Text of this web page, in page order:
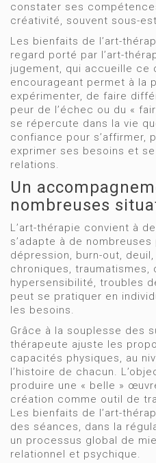
constater ses
créativité, souvent sous-
Les bienfaits de l’art-
regard porté par l’art-
jugement, qui accueille ce
encourageant permet à la
expérimenter, de faire
peur de l’échec ou du «
se répercute dans la vie
confiance pour s’affirmer,
exprimer ses besoins et
relations.
Un
nombreuses
L’art-thérapie convient à
s’adapte à de
dépression, burn-out,
chroniques,
hypersensibilité, troubles
peut se pratiquer en
les besoins.
Grâce à la souplesse des
thérapeute ajuste les
capacités physiques, au
l’histoire de chacun.
produire une « belle »
création comme outil de
Les bienfaits de l’art-
des séances, dans la
un processus global de
relationnel et psychique.